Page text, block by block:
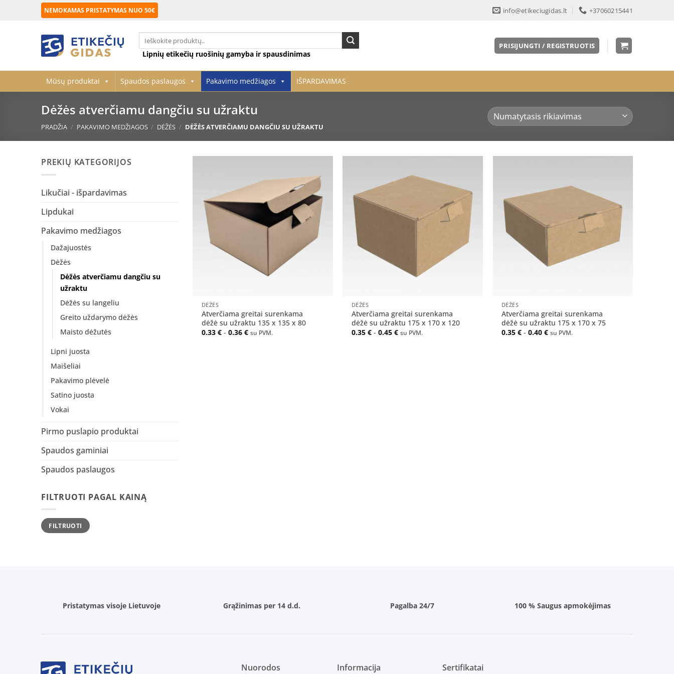
NEMOKAMAS PRISTATYMAS NUO 50€ info@etikeciugidas.lt +37060215441
Ieškoti:
Lipnių etikečių ruošinių gamyba ir spausdinimas
PRISIJUNGTI / REGISTRUOTIS
Mūsų produktai Spaudos paslaugos Pakavimo medžiagos IŠPARDAVIMAS
Dėžės atverčiamu dangčiu su užraktu
PRADŽIA / PAKAVIMO MEDŽIAGOS / DĖŽĖS / DĖŽĖS ATVERČIAMU DANGČIU SU UŽRAKTU
PREKIŲ KATEGORIJOS
Likučiai - išpardavimas
Lipdukai
Pakavimo medžiagos
Dažajuostės
Dėžės
Dėžės atverčiamu dangčiu su
užraktu
Dėžės su langeliu
Greito uždarymo dėžės
Maisto dėžutės
Lipni juosta
Maišeliai
Pakavimo plėvelė
Satino juosta
Vokai
Pirmo puslapio produktai
Spaudos gaminiai
Spaudos paslaugos
FILTRUOTI PAGAL KAINĄ
Min
kaina
Maks
kainaFILTRUOTI
Pridėti
į norų
sąrašą
DĖŽĖS
Atverčiama greitai surenkama
dėžė su užraktu 135 x 135 x 80
0.33 €- 0.36 € su PVM.
į norų
sąrašą
DĖŽĖS
Atverčiama greitai surenkama
dėžė su užraktu 175 x 170 x 120
0.35 €- 0.45 € su PVM.
sąrašą
DĖŽĖS
Atverčiama greitai surenkama
dėžė su užraktu 175 x 170 x 75
0.35 €- 0.40 € su PVM.
Pristatymas visoje Lietuvoje Grąžinimas per 14 d.d. Pagalba 24/7 100 % Saugus apmokėjimas
Nuorodos Informacija Sertifikatai